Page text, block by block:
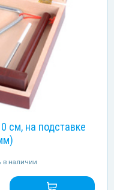
см, на подставке
в наличии